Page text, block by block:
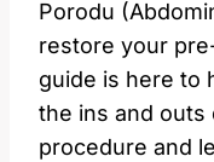
Porodu
restore your
guide is here to
the ins and
procedure and